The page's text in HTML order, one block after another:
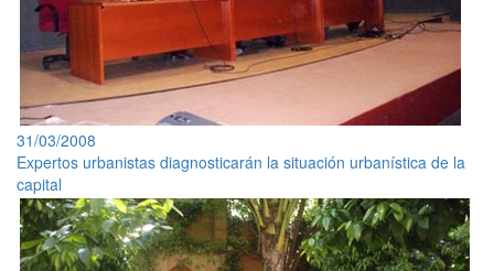
31/03/2008
Expertos urbanistas diagnosticarán la situación urbanística de la
capital